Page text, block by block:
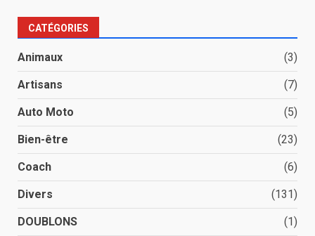
CATÉGORIES
Animaux (3)
Artisans (7)
Auto Moto (5)
Bien-être (23)
Coach (6)
Divers (131)
DOUBLONS (1)